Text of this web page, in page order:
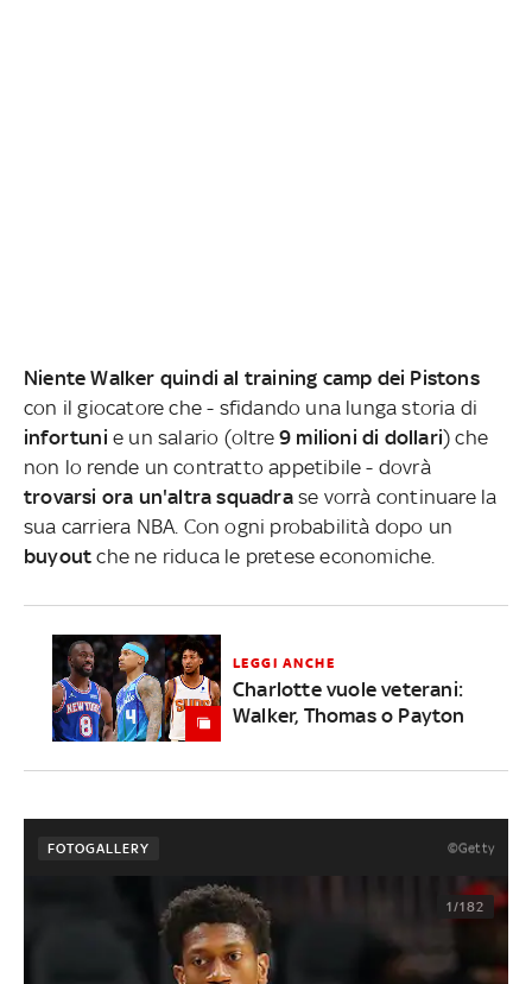
Niente Walker quindi al training camp dei Pistons
con il giocatore che - sfidando una lunga storia di
infortuni e un salario (oltre 9 milioni di dollari) che
non lo rende un contratto appetibile - dovrà
trovarsi ora un'altra squadrase vorrà continuare la
sua carriera NBA. Con ogni probabilità dopo un
buyoutche ne riduca le pretese economiche.
LEGGI ANCHE
Charlotte vuole veterani:
Walker, Thomas o Payton
FOTOGALLERY ©Getty
1/182